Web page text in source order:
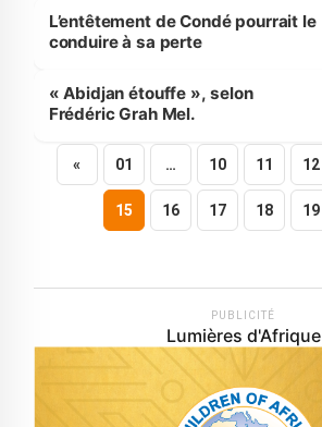
L’entêtement de Condé pourrait le
conduire à sa perte
« Abidjan étouffe », selon
Frédéric Grah Mel.
« 01 … 10 11 12
15 16 17 18 19
PUBLICITÉ
Lumières d'Afrique